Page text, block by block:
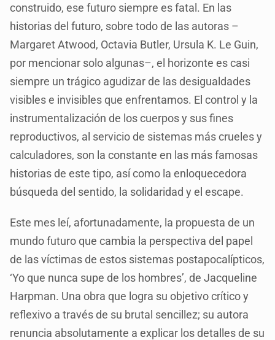
construido, ese futuro siempre es fatal. En las
historias del futuro, sobre todo de las autoras –
Margaret Atwood, Octavia Butler, Ursula K. Le Guin,
por mencionar solo algunas–, el horizonte es casi
siempre un trágico agudizar de las desigualdades
visibles e invisibles que enfrentamos. El control y la
instrumentalización de los cuerpos y sus fines
reproductivos, al servicio de sistemas más crueles y
calculadores, son la constante en las más famosas
historias de este tipo, así como la enloquecedora
búsqueda del sentido, la solidaridad y el escape.
Este mes leí, afortunadamente, la propuesta de un
mundo futuro que cambia la perspectiva del papel
de las víctimas de estos sistemas postapocalípticos,
‘Yo que nunca supe de los hombres’, de Jacqueline
Harpman. Una obra que logra su objetivo crítico y
reflexivo a través de su brutal sencillez; su autora
renuncia absolutamente a explicar los detalles de su